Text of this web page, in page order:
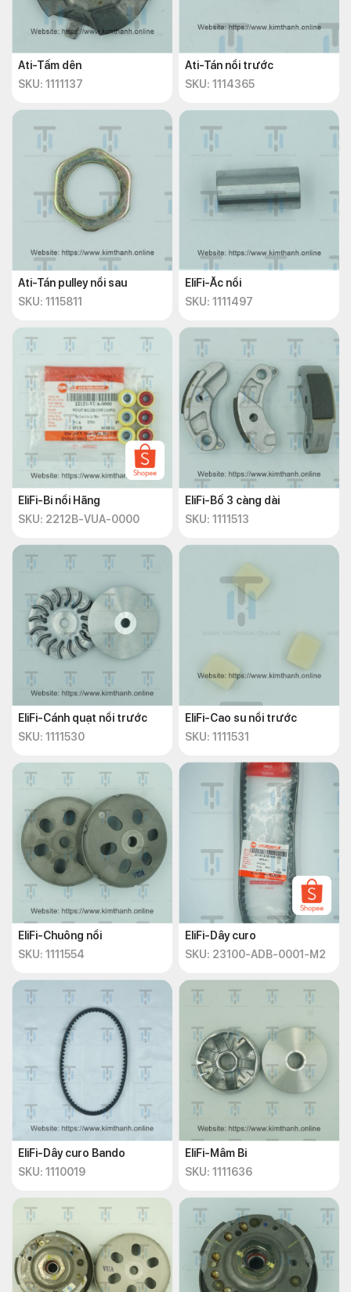
Ati-Tấm dên
SKU: 1111137
Ati-Tán nồi trước
SKU: 1114365
Ati-Tán pulley nồi sau
SKU: 1115811
EliFi-Ắc nồi
SKU: 1111497
EliFi-Bi nồi Hãng
SKU: 2212B-VUA-0000
EliFi-Bố 3 càng dài
SKU: 1111513
EliFi-Cánh quạt nồi trước
SKU: 1111530
EliFi-Cao su nồi trước
SKU: 1111531
EliFi-Chuông nồi
SKU: 1111554
EliFi-Dây curo
SKU: 23100-ADB-0001-M2
EliFi-Dây curo Bando
SKU: 1110019
EliFi-Mâm Bi
SKU: 1111636